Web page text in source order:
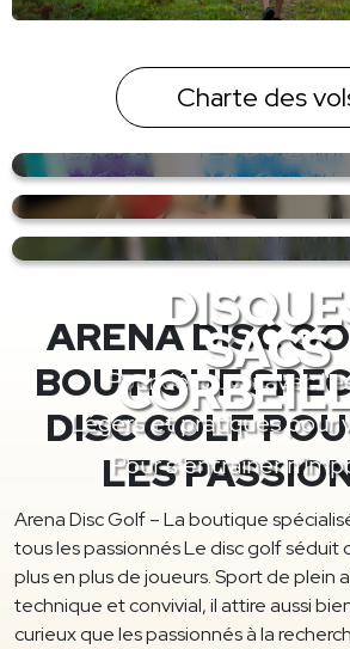
Charte des
Pour découvrir avec
SACS
Légers et pratiques pour
Pour s'entraîner
ARENA DISC
BOUTIQUE
DISC GOLF
LES
Arena Disc Golf – La boutique
tous les passionnés Le disc golf séduit
plus en plus de joueurs. Sport de plein
technique et convivial, il attire aussi
curieux que les passionnés à la